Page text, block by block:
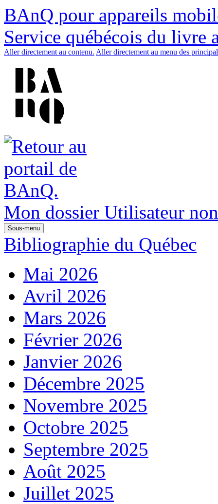
BAnQ pour appareils
Service québécois du livre
Aller directement au contenu. Aller directement au menu des
Mon dossier Utilisateur
Sous-menu
Bibliographie du Québec
Mai 2026
Avril 2026
Mars 2026
Février 2026
Janvier 2026
Décembre 2025
Novembre 2025
Octobre 2025
Septembre 2025
Août 2025
Juillet 2025